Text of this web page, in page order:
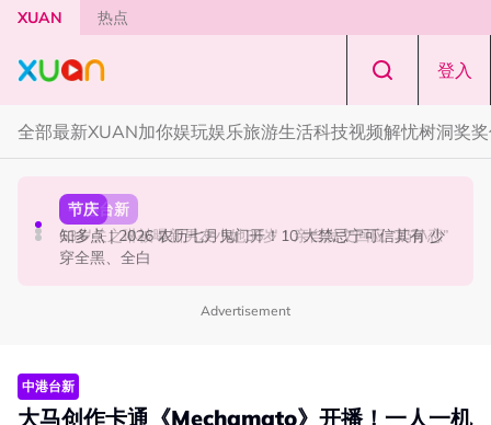
Skip to main content
XUAN 热点
登入
全部最新XUAN加你娱玩娱乐旅游生活科技视频解忧树洞奖
本地星闻
官宣！邱锋泽《Bend The Lines》马来西亚站 11月14日开
唱
中港台新
63岁关之琳被曝新男友小她36岁！亲自发文回应 “奶孙恋”
节庆
知多点 | 2026 农历七月鬼门开！10 大禁忌宁可信其有 少
穿全黑、全白
Advertisement
中港台新
大马创作卡通《Mechamato》开播！一人一机